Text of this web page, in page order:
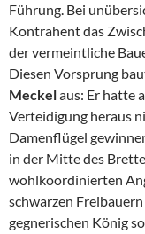
Führung. Bei
Kontrahent das
der vermeintliche
Diesen Vorsprung
Meckelaus: Er hatte
Verteidigung heraus
Damenflügel
in der Mitte des
wohlkoordinierten
schwarzen
gegnerischen König